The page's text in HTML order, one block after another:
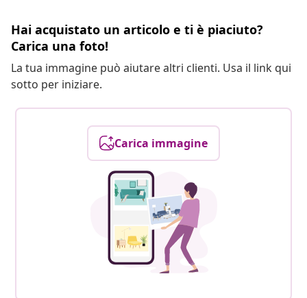
Hai acquistato un articolo e ti è piaciuto?
Carica una foto!
La tua immagine può aiutare altri clienti. Usa il link qui
sotto per iniziare.
Carica immagine